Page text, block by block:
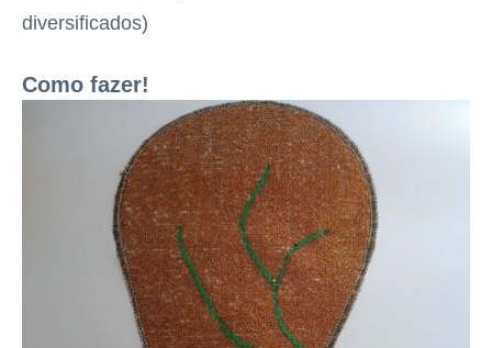
diversificados)
Como fazer!